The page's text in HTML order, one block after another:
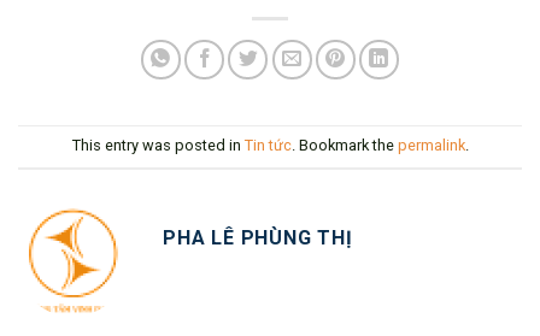
This entry was posted in Tin tức. Bookmark the permalink.
PHA LÊ PHÙNG THỊ